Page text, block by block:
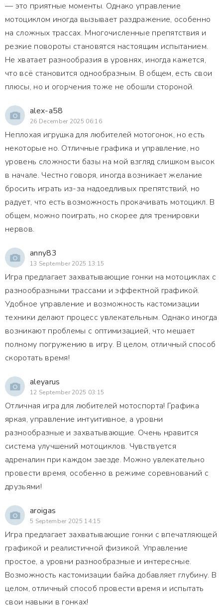
— это приятные моменты. Однако управление
мотоциклом иногда вызывает раздражение, особенно
на сложных трассах. Многочисленные препятствия и
резкие повороты становятся настоящим испытанием.
Не хватает разнообразия в уровнях, иногда кажется,
что всё становится однообразным. В общем, есть свои
плюсы, но и огорчения тоже не обошли стороной.
alex-a58
26 December 2025 06:16
Неплохая игрушка для любителей мотогонок, но есть
некоторые но. Отличные графика и управление, но
уровень сложности базы на мой взгляд слишком высок
в начале. Честно говоря, иногда возникает желание
бросить играть из-за надоедливых препятствий, но
радует, что есть возможность прокачивать мотоцикл. В
общем, можно поиграть, но скорее для тренировки
нервов.
anny83
13 September 2025 13:15
Игра предлагает захватывающие гонки на мотоциклах с
разнообразными трассами и эффектной графикой.
Удобное управление и возможность кастомизации
техники делают процесс увлекательным. Однако иногда
возникают проблемы с оптимизацией, что мешает
полному погружению в игру. В целом, отличный способ
скоротать время!
aleyarus
12 September 2025 03:15
Отличная игра для любителей мотоспорта! Графика
яркая, управление интуитивное, а уровни
разнообразные и захватывающие. Очень нравится
система улучшений мотоциклов. Чувствуется
адреналин при каждом заезде. Можно увлекательно
провести время, особенно в режиме соревнований с
друзьями!
aroigas
5 September 2025 14:15
Игра предлагает захватывающие гонки с впечатляющей
графикой и реалистичной физикой. Управление
простое, а уровни разнообразные и интересные.
Возможность кастомизации байка добавляет глубину. В
целом, отличный способ провести время и испытать
свои навыки в гонках!